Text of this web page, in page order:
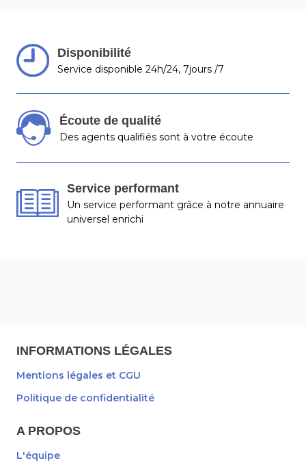
Disponibilité
Service disponible 24h/24, 7jours /7
Écoute de qualité
Des agents qualifiés sont à votre écoute
Service performant
Un service performant grâce à notre annuaire
universel enrichi
INFORMATIONS LÉGALES
Mentions légales et CGU
Politique de confidentialité
A PROPOS
L'équipe